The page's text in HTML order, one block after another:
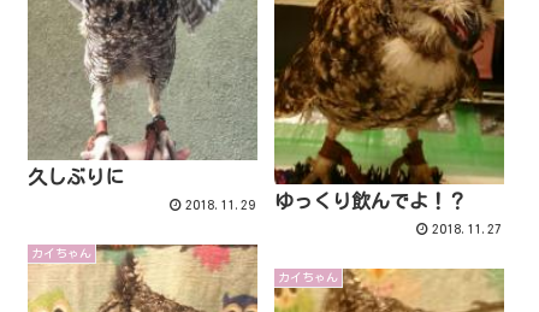
久しぶりに
2018.11.29 ゆっくり飲んでよ！？
2018.11.27
カイちゃん
カイちゃん